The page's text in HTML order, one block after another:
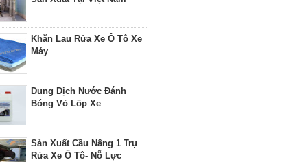
Khăn Lau Rửa Xe Ô Tô Xe
Máy
Dung Dịch Nước Đánh
Bóng Vỏ Lốp Xe
Sản Xuất Cầu Nâng 1 Trụ
Rửa Xe Ô Tô- Nỗ Lực